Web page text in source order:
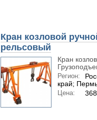
Кран козловой
рельсовый
Кран
Регион:
край;
Цена: